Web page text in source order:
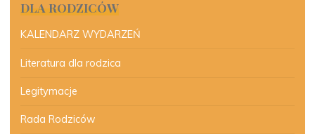
DLA RODZICÓW
KALENDARZ WYDARZEŃ
Literatura dla rodzica
Legitymacje
Rada Rodziców